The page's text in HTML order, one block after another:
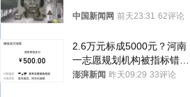
中国新闻网 前天23:31 62评论
2.6万元标成5000元？河南
一志愿规划机构被指标错学
费致考生复读
澎湃新闻 昨天09:29 33评论